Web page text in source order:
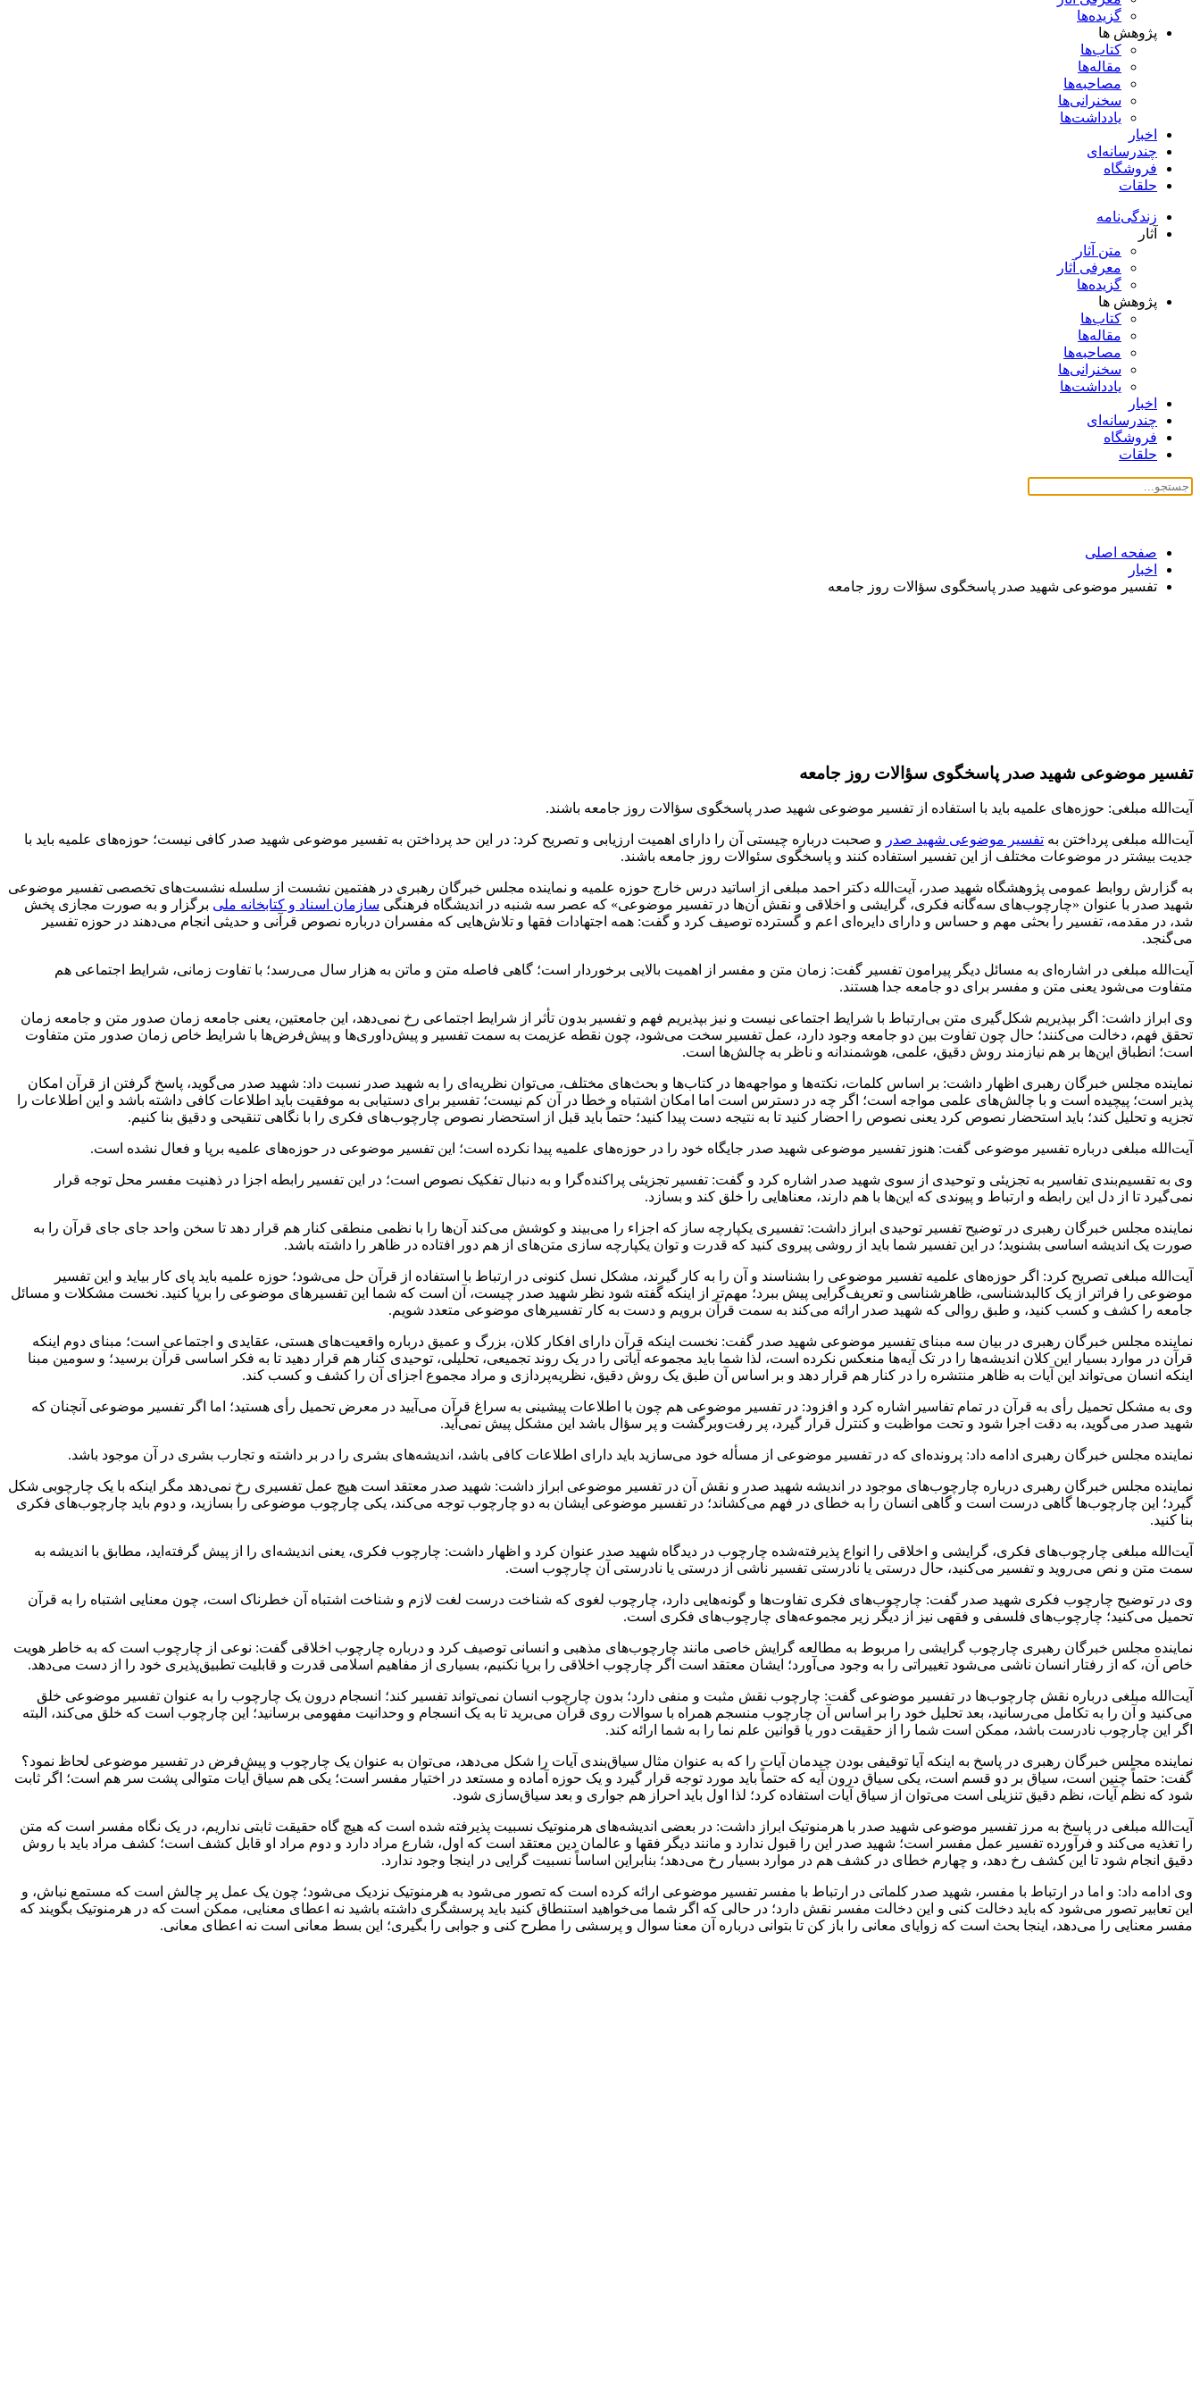
گزیده‌ها
پژوهش ها
کتاب‌ها
مقاله‌ها
مصاحبه‌ها
سخنرانی‌ها
یادداشت‌ها
اخبار
چندرسانه‌ای
فروشگاه
حلقات
زندگی‌نامه
آثار
متن آثار
معرفی آثار
گزیده‌ها
پژوهش ها
کتاب‌ها
مقاله‌ها
مصاحبه‌ها
سخنرانی‌ها
یادداشت‌ها
اخبار
چندرسانه‌ای
فروشگاه
حلقات
صفحه اصلی
اخبار
تفسیر موضوعی شهید صدر پاسخگوی سؤالات روز جامعه
تفسیر موضوعی شهید صدر پاسخگوی سؤالات روز جامعه
آیت‌الله مبلغی: حوزه‌های علمیه باید با استفاده از تفسیر موضوعی شهید صدر پاسخگوی سؤالات روز جامعه باشند.
آیت‌الله مبلغی پرداختن به تفسیر موضوعی شهید صدر و صحبت درباره چیستی آن را دارای اهمیت ارزیابی و تصریح کرد: در این حد پرداختن به تفسیر موضوعی شهید صدر کافی نیست؛ حوزه‌های علمیه باید با
جدیت بیشتر در موضوعات مختلف از این تفسیر استفاده کنند و پاسخگوی سئوالات روز جامعه باشند.
به گزارش روابط عمومی پژوهشگاه شهید صدر، آیت‌الله دکتر احمد مبلغی از اساتید درس خارج حوزه علمیه و نماینده مجلس خبرگان رهبری در هفتمین نشست از سلسله نشست‌های تخصصی تفسیر موضوعی
شهید صدر با عنوان «چارچوب‌های سه‌گانه فکری، گرایشی و اخلاقی و نقش آن‌ها در تفسیر موضوعی» که عصر سه شنبه در اندیشگاه فرهنگی سازمان اسناد و كتابخانه ملی برگزار و به صورت مجازی پخش
شد، در مقدمه، تفسیر را بحثی مهم و حساس و دارای دایره‌ای اعم و گسترده توصیف کرد و گفت: همه اجتهادات فقها و تلاش‌هایی که مفسران درباره نصوص قرآنی و حدیثی انجام می‌دهند در حوزه تفسیر
می‌گنجد.
آیت‌الله مبلغی در اشاره‌ای به مسائل دیگر پیرامون تفسیر گفت: زمان متن و مفسر از اهمیت بالایی برخوردار است؛ گاهی فاصله متن و ماتن به هزار سال می‌رسد؛ با تفاوت زمانی، شرایط اجتماعی هم
متفاوت می‌شود یعنی متن و مفسر برای دو جامعه جدا هستند.
وی ابراز داشت: اگر بپذیریم شکل‌گیری متن بی‌ارتباط با شرایط اجتماعی نیست و نیز بپذیریم فهم و تفسیر بدون تأثر از شرایط اجتماعی رخ نمی‌دهد، این جامعتین، یعنی جامعه زمان صدور متن و جامعه زمان
تحقق فهم، دخالت می‌کنند؛ حال چون تفاوت بین دو جامعه وجود دارد، عمل تفسیر سخت می‌شود، چون نقطه عزیمت به سمت تفسیر و پیش‌داوری‌ها و پیش‌فرض‌ها با شرایط خاص زمان صدور متن متفاوت
است؛ انطباق این‌ها بر هم نیازمند روش دقیق، علمی، هوشمندانه و ناظر به چالش‌ها است.
نماینده مجلس خبرگان رهبری اظهار داشت: بر اساس کلمات، نکته‌ها و مواجهه‌ها در کتاب‌ها و بحث‌های مختلف، می‌توان نظریه‌ای را به شهید صدر نسبت داد: شهید صدر می‌گوید، پاسخ گرفتن از قرآن امکان
پذیر است؛ پیچیده است و با چالش‌های علمی مواجه است؛ اگر چه در دسترس است اما امکان اشتباه و خطا در آن کم نیست؛ تفسیر برای دستیابی به موفقیت باید اطلاعات کافی داشته باشد و این اطلاعات را
تجزیه و تحلیل کند؛ باید استحضار نصوص کرد یعنی نصوص را احضار کنید تا به نتیجه دست پیدا کنید؛ حتماً باید قبل از استحضار نصوص چارچوب‌های فکری را با نگاهی تنقیحی و دقیق بنا کنیم.
آیت‌الله مبلغی درباره تفسیر موضوعی گفت: هنوز تفسیر موضوعی شهید صدر جایگاه خود را در حوزه‌های علمیه پیدا نکرده است؛ این تفسیر موضوعی در حوزه‌های علمیه برپا و فعال نشده است.
وی به تقسیم‌بندی تفاسیر به تجزیئی و توحیدی از سوی شهید صدر اشاره کرد و گفت:‌ تفسیر تجزیئی پراکنده‌گرا و به دنبال تفکیک نصوص است؛ در این تفسیر رابطه اجزا در ذهنیت مفسر محل توجه قرار
نمی‌گیرد تا از دل این رابطه و ارتباط و پیوندی که این‌ها با هم دارند، معناهایی را خلق کند و بسازد.
نماینده مجلس خبرگان رهبری در توضیح تفسیر توحیدی ابراز داشت: تفسیری یکپارچه ساز که اجزاء را می‌بیند و کوشش می‌کند آن‌ها را با نظمی منطقی کنار هم قرار دهد تا سخن واحد جای جای قرآن را به
صورت یک اندیشه اساسی بشنوید؛ در این تفسیر شما باید از روشی پیروی کنید که قدرت و توان یکپارچه سازی متن‌های از هم دور افتاده در ظاهر را داشته باشد.
آیت‌الله مبلغی تصریح کرد: اگر حوزه‌های علمیه تفسیر موضوعی را بشناسند و آن را به کار گیرند، مشکل نسل کنونی در ارتباط با استفاده از قرآن حل می‌شود؛ حوزه علمیه باید پای کار بیاید و این تفسیر
موضوعی را فراتر از یک کالبد‌شناسی، ظاهرشناسی و تعریف‌گرایی پیش ببرد؛ مهم‌تر از اینکه گفته شود نظر شهید صدر چیست، آن است که شما این تفسیرهای موضوعی را برپا کنید. نخست مشکلات و مسائل
جامعه را کشف و کسب کنید، و طبق روالی که شهید صدر ارائه می‌کند به سمت قرآن برویم و دست به کار تفسیرهای موضوعی متعدد شویم.
نماینده مجلس خبرگان رهبری در بیان سه مبنای تفسیر موضوعی شهید صدر گفت: نخست اینکه قرآن دارای افکار کلان، بزرگ و عمیق درباره واقعیت‌های هستی، عقایدی و اجتماعی است؛ مبنای دوم اینکه
قرآن در موارد بسیار این کلان اندیشه‌ها را در تک آیه‌ها منعکس نکرده است، لذا شما باید مجموعه آیاتی را در یک روند تجمیعی، تحلیلی، توحیدی کنار هم قرار دهید تا به فکر اساسی قرآن برسید؛ و سومین مبنا
اینکه انسان می‌تواند این آیات به ظاهر منتشره را در کنار هم قرار دهد و بر اساس آن طبق یک روش دقیق، نظریه‌پردازی و مراد مجموع اجزای آن را کشف و کسب کند.
وی به مشکل تحمیل رأی به قرآن در تمام تفاسیر اشاره کرد و افزود: در تفسیر موضوعی هم چون با اطلاعات پیشینی به سراغ قرآن می‌آیید در معرض تحمیل رأی هستید؛ اما اگر تفسیر موضوعی آنچنان که
شهید صدر می‌گوید، به دقت اجرا شود و تحت مواظبت و کنترل قرار گیرد، پر رفت‌و‌برگشت و پر سؤال باشد این مشکل پیش نمی‌آید.
نماینده مجلس خبرگان رهبری ادامه داد: پرونده‌ای که در تفسیر موضوعی از مسأله خود می‌سازید باید دارای اطلاعات کافی باشد، اندیشه‌های بشری را در بر داشته و تجارب بشری در آن موجود باشد.
نماینده مجلس خبرگان رهبری درباره چارچوب‌های موجود در اندیشه شهید صدر و نقش آن در تفسیر موضوعی ابراز داشت: شهید صدر معتقد است هیچ عمل تفسیری رخ نمی‌دهد مگر اینکه با یک چارچوبی شکل
گیرد؛ این چارچوب‌ها گاهی درست است و گاهی انسان را به خطای در فهم می‌کشاند؛ در تفسیر موضوعی ایشان به دو چارچوب توجه می‌کند، یکی چارچوب موضوعی را بسازید، و دوم باید چارچوب‌های فکری
بنا کنید.
آیت‌الله مبلغی چارچوب‌های فکری، گرایشی و اخلاقی را انواع پذیرفته‌شده چارچوب در دیدگاه شهید صدر عنوان کرد و اظهار داشت: چارچوب فکری، یعنی اندیشه‌ای را از پیش گرفته‌اید، مطابق با اندیشه به
سمت متن و نص می‌روید و تفسیر می‌کنید، حال درستی یا نادرستی تفسیر ناشی از درستی یا نادرستی آن چارچوب است.
وی در توضیح چارچوب فکری شهید صدر گفت: چارچوب‌های فکری تفاوت‌ها و گونه‌هایی دارد، چارچوب لغوی که شناخت درست لغت لازم و شناخت اشتباه آن خطرناک است، چون معنایی اشتباه را به قرآن
تحمیل می‌کنید؛ چارچوب‌های فلسفی و فقهی نیز از دیگر زیر مجموعه‌های چارچوب‌های فکری است.
نماینده مجلس خبرگان رهبری چارچوب گرایشی را مربوط به مطالعه گرایش خاصی مانند چارچوب‌های مذهبی و انسانی توصیف کرد و درباره چارچوب اخلاقی گفت: نوعی از چارچوب است که به خاطر هویت
خاص آن، که از رفتار انسان ناشی می‌شود تغییراتی را به وجود می‌آورد؛ ایشان معتقد است اگر چارچوب اخلاقی را برپا نکنیم، بسیاری از مفاهیم اسلامی قدرت و قابلیت تطبیق‌پذیری خود را از دست می‌دهد.
آیت‌الله مبلغی درباره نقش چارچوب‌ها در تفسیر موضوعی گفت: چارچوب نقش مثبت و منفی دارد؛ بدون چارچوب انسان نمی‌تواند تفسیر کند؛ انسجام درون یک چارچوب را به عنوان تفسیر موضوعی خلق
می‌کنید و آن را به تکامل می‌رسانید، بعد تحلیل خود را بر اساس آن چارچوب منسجم همراه با سوالات روی قرآن می‌برید تا به یک انسجام و وحدانیت مفهومی برسانید؛ این چارچوب است که خلق می‌کند، البته
اگر این چارچوب نادرست باشد، ممکن است شما را از حقیقت دور یا قوانین علم نما را به شما ارائه کند.
نماینده مجلس خبرگان رهبری در پاسخ به اینکه آیا توقیفی بودن چیدمان آیات را که به عنوان مثال سیاق‌بندی آیات را شکل می‌دهد، می‌توان به عنوان یک چارچوب و پیش‌فرض در تفسیر موضوعی لحاظ نمود؟
گفت: حتماً چنین است، سیاق بر دو قسم است، یکی سیاق درون آیه که حتماً باید مورد توجه قرار گیرد و یک حوزه آماده و مستعد در اختیار مفسر است؛ یکی هم سیاق آیات متوالی پشت سر هم است؛ اگر ثابت
شود که نظم آیات، نظم دقیق تنزیلی است می‌توان از سیاق آیات استفاده کرد؛ لذا اول باید احراز هم جواری و بعد سیاق‌سازی شود.
آیت‌الله مبلغی در پاسخ به مرز تفسیر موضوعی شهید صدر با هرمنوتیک ابراز داشت: در بعضی اندیشه‌های هرمنوتیک نسبیت پذیرفته شده است که هیچ گاه حقیقت ثابتی نداریم، در یک نگاه مفسر است که متن
را تغذیه می‌کند و فرآورده تفسیر عمل مفسر است؛ شهید صدر این را قبول ندارد و مانند دیگر فقها و عالمان دین معتقد است که اول، شارع مراد دارد و دوم مراد او قابل کشف است؛ کشف مراد باید با روش
دقیق انجام شود تا این کشف رخ دهد، و چهارم خطای در کشف هم در موارد بسیار رخ می‌دهد؛ بنابراین اساساً نسبیت گرایی در اینجا وجود ندارد.
وی ادامه داد: و اما در ارتباط با مفسر، شهید صدر کلماتی در ارتباط با مفسر تفسیر موضوعی ارائه کرده است که تصور می‌شود به هرمنوتیک نزدیک می‌شود؛ چون یک عمل پر چالش است که مستمع نباش، و
این تعابیر تصور می‌شود که باید دخالت کنی و این دخالت مفسر نقش دارد؛ در حالی که اگر شما می‌خواهید استنطاق کنید باید پرسشگری داشته باشید نه اعطای معنایی، ممکن است که در هرمنوتیک بگویند که
مفسر معنایی را می‌دهد، اینجا بحث است که زوایای معانی را باز کن تا بتوانی درباره آن معنا سوال و پرسشی را مطرح کنی و جوابی را بگیری؛ این بسط معانی است نه اعطای معانی.